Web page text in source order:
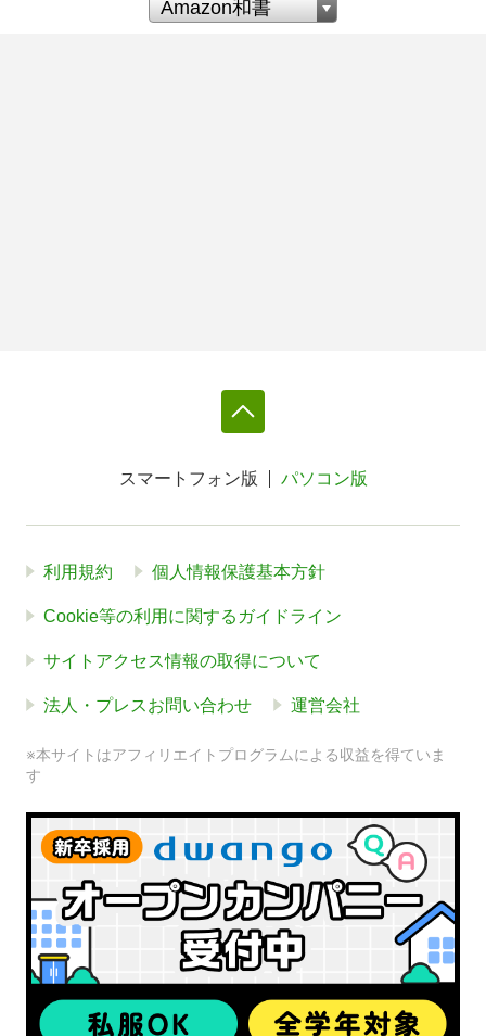
スマートフォン版 パソコン版
利用規約 個人情報保護基本方針
Cookie等の利用に関するガイドライン
サイトアクセス情報の取得について
法人・プレスお問い合わせ 運営会社
※本サイトはアフィリエイトプログラムによる収益を得ていま
す